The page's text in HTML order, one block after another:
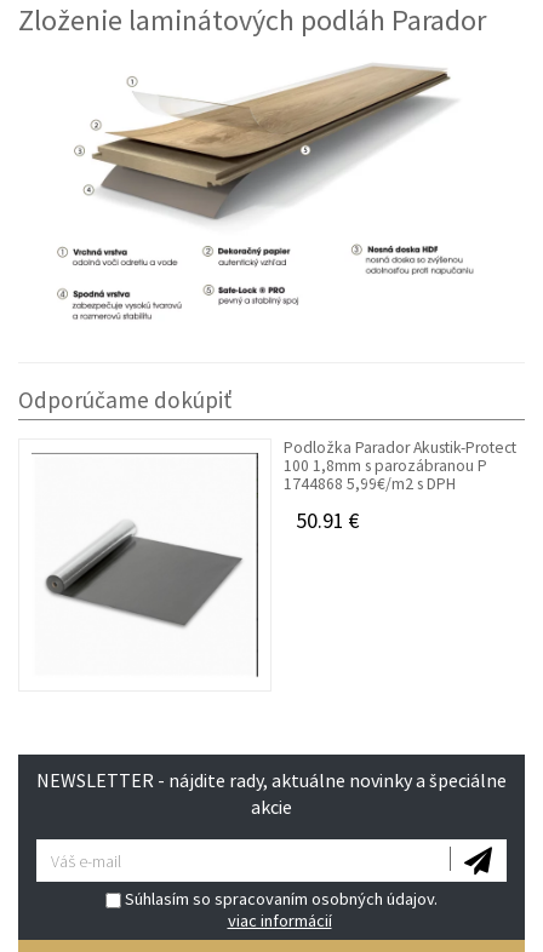
Zloženie laminátových podláh Parador
Odporúčame dokúpiť
Podložka Parador Akustik-Protect
100 1,8mm s parozábranou P
1744868 5,99€/m2 s DPH
50.91 €
NEWSLETTER - nájdite rady, aktuálne novinky a špeciálne
akcie
Súhlasím so spracovaním osobných údajov.
viac informácií